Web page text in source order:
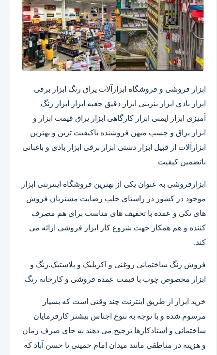
ابزار فروشی و فروشگاه ابزارآلات یراق رنگ ابزار برقی
ابزار بادی ابزار بنزینی ابزار دقیق​ جعبه ابزار ابزار رنگ
آمیزی ابزار ایمنی ابزار کارگاهی ابزار یراق قیمت ابزار و
ابزار یراق و چسب میهن فروشنده باکیفیت ترین و بهترین
ابزارآلات از قبیل ابزار دستی ابزار برقی ابزار بادی و باغبانی
باتضمین کیفیت
ابزارفروشی به عنوان یکی از بهترین فروشگاه اینترنتی ابزار
موجود در کشور در راستای جلب رضایت مشتریان فروش
های تکی و عمده با تخفیف های مناسب برای هم مصرف
کننده و هم همکار جهت شروع کار ابزار فروشی ارائه می
کند.
فروش رنگ ساختمانی روغنی و اکریلیک و پلاستیک.رنگ و
ابزار مخصوص چوب با قیمت عمده فروشی و کارخانه رنگ
خرید ابزار از طریق اینترنت چند وقتی است که بسیار
مرسوم شده و با توجه به تنوع اجناس بیشتر کارفرمایان
ساختمانی و استادکارها ترجیح می دهند به جای صرف زمان
و هزینه در مناطقی مانند میدان امام خمینی تا حسن آباد که